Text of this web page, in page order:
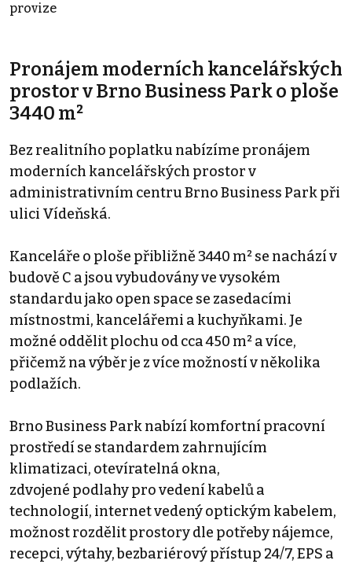
provize
Pronájem moderních kancelářských
prostor v Brno Business Park o ploše
3440 m²
Bez realitního poplatku nabízíme pronájem
moderních kancelářských prostor v
administrativním centru Brno Business Park při
ulici Vídeňská.
Kanceláře o ploše přibližně 3440 m² se nachází v
budově C a jsou vybudovány ve vysokém
standardu jako open space se zasedacími
místnostmi, kancelářemi a kuchyňkami. Je
možné oddělit plochu od cca 450 m² a více,
přičemž na výběr je z více možností v několika
podlažích.
Brno Business Park nabízí komfortní pracovní
prostředí se standardem zahrnujícím
klimatizaci, otevíratelná okna,
zdvojené podlahy pro vedení kabelů a
technologií, internet vedený optickým kabelem,
možnost rozdělit prostory dle potřeby nájemce,
recepci, výtahy, bezbariérový přístup 24/7, EPS a